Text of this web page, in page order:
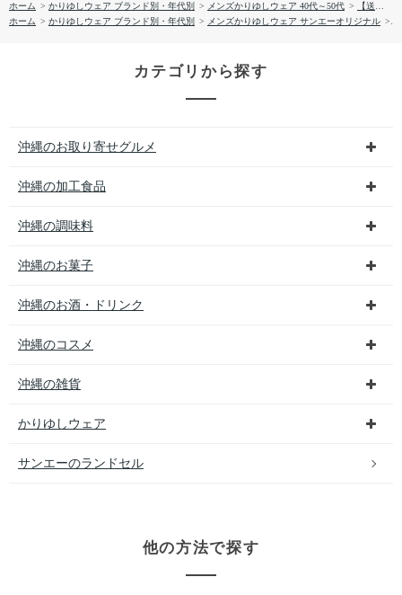
ホーム > かりゆしウェア ブランド別・年代別 > メンズかりゆしウェア 40代～50代 >
【送料無料】形態安定 ハベルフラワー柄 長袖 かりゆしウェアP1024-310 Kr24
ホーム > かりゆしウェア ブランド別・年代別 > メンズかりゆしウェア サンエーオリジナル
カテゴリから探す
沖縄のお取り寄せグルメ
沖縄の加工食品
沖縄の調味料
沖縄のお菓子
沖縄のお酒・ドリンク
沖縄のコスメ
沖縄の雑貨
かりゆしウェア
サンエーのランドセル
他の方法で探す